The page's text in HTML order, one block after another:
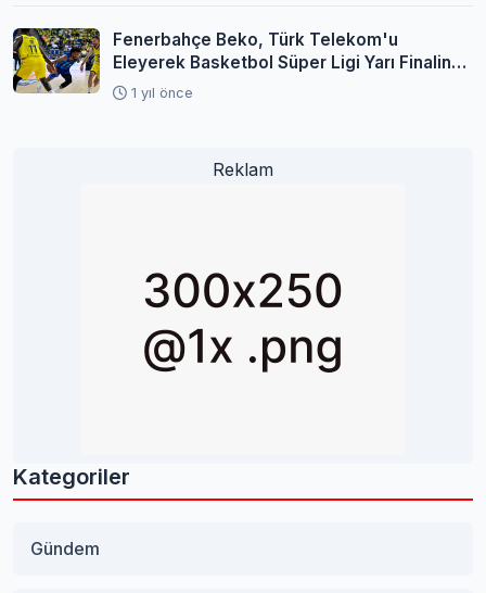
Fenerbahçe Beko, Türk Telekom'u
Eleyerek Basketbol Süper Ligi Yarı Finaline
Yükseldi
1 yıl önce
Reklam
Kategoriler
Gündem